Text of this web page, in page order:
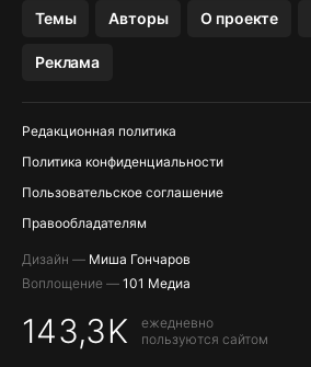
Темы Авторы О проекте
Реклама
Редакционная политика
Политика конфиденциальности
Пользовательское соглашение
Правообладателям
Дизайн — Миша Гончаров
Воплощение — 101 Медиа
143,3K
ежедневно
пользуются сайтом